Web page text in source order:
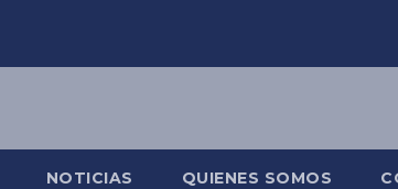
NOTICIAS QUIENES SOMOS